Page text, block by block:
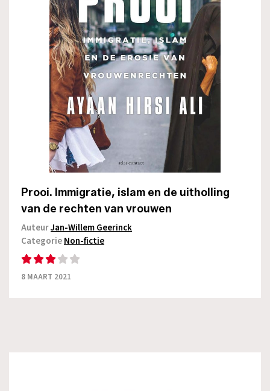
Prooi. Immigratie, islam en de uitholling
van de rechten van vrouwen
AuteurJan-Willem Geerinck
CategorieNon-fictie
8 MAART 2021